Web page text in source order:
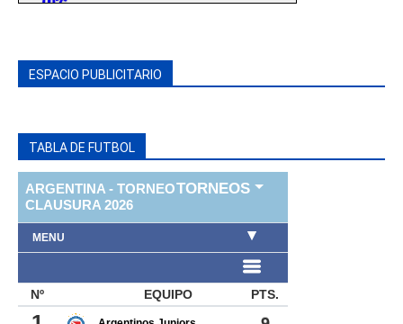
ESPACIO PUBLICITARIO
TABLA DE FUTBOL